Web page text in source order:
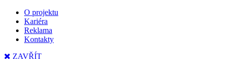
O projektu
Kariéra
Reklama
Kontakty
ZAVŘÍT